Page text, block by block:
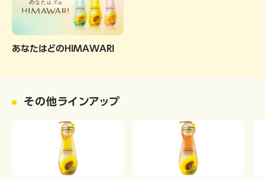
あなたはどのHIMAWARI
その他ラインアップ